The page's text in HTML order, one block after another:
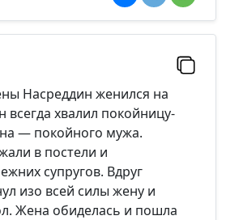
Насреддин женился на
всегда хвалил покойницу-
— покойного мужа.
в постели и
супругов. Вдруг
изо всей силы жену и
Жена обиделась и пошла